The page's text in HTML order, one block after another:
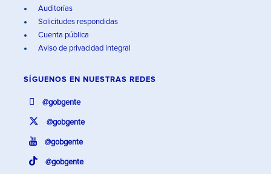
Auditorías
Solicitudes respondidas
Cuenta pública
Aviso de privacidad integral
SÍGUENOS EN NUESTRAS REDES
@gobgente
@gobgente
@gobgente
@gobgente